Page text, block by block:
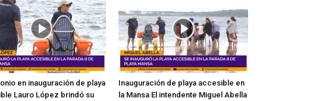
en inauguración de playa
Lauro López brindó su
Inauguración de playa accesible en
la Mansa El intendente Miguel Abella